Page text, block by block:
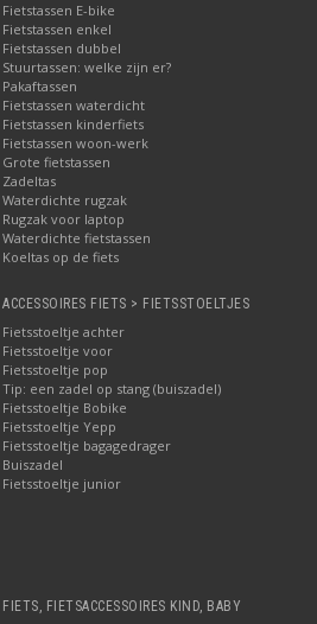
Fietstassen E-bike
Fietstassen enkel
Fietstassen dubbel
Stuurtassen: welke zijn er?
Pakaftassen
Fietstassen waterdicht
Fietstassen kinderfiets
Fietstassen woon-werk
Grote fietstassen
Zadeltas
Waterdichte rugzak
Rugzak voor laptop
Waterdichte fietstassen
Koeltas op de fiets
ACCESSOIRES FIETS > FIETSSTOELTJES
Fietsstoeltje achter
Fietsstoeltje voor
Fietsstoeltje pop
Tip: een zadel op stang (buiszadel)
Fietsstoeltje Bobike
Fietsstoeltje Yepp
Fietsstoeltje bagagedrager
Buiszadel
Fietsstoeltje junior
FIETS, FIETSACCESSOIRES KIND, BABY